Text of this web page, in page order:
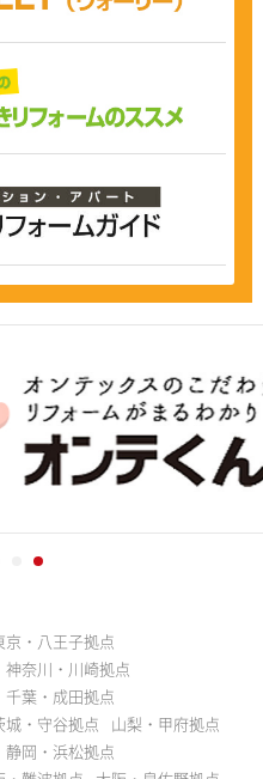
京・八王子拠点
神奈川・川崎拠点
千葉・成田拠点
城・守谷拠点
山梨・甲府拠点
静岡・浜松拠点